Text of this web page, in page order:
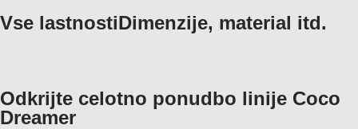
Vse lastnostiDimenzije, material itd.
Odkrijte celotno ponudbo linije Coco
Dreamer